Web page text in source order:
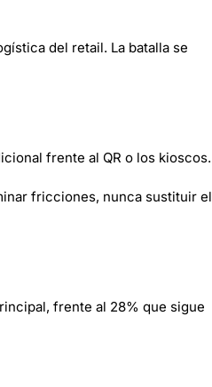
del retail. La batalla se
frente al QR o los kioscos.
fricciones, nunca sustituir el
frente al 28% que sigue